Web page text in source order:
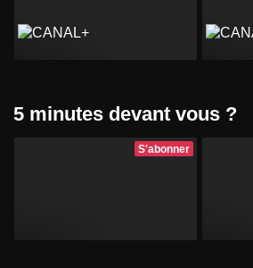
5 minutes devant vous ?
S'abonner